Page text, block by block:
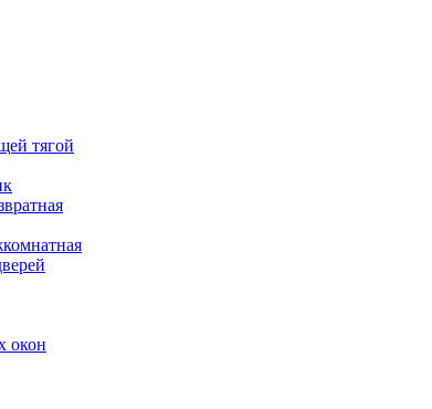
тягой
окон